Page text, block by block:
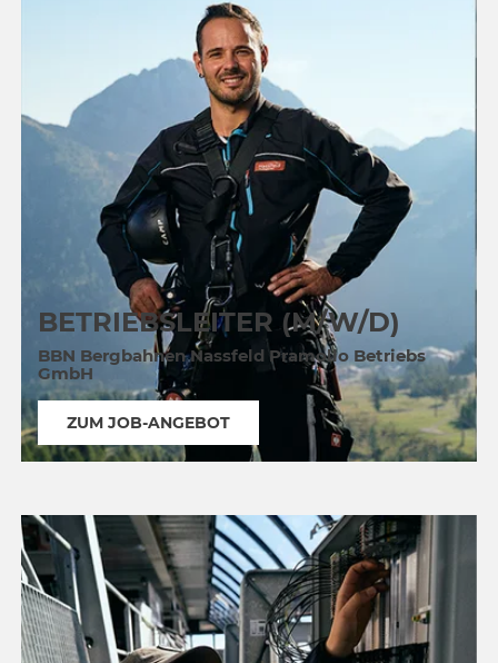
BETRIEBSLEITER (M/W/D)
BBN Bergbahnen Nassfeld Pramollo Betriebs
GmbH
ZUM JOB-ANGEBOT